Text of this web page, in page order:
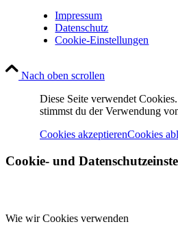
Impressum
Datenschutz
Cookie-Einstellungen
Nach oben scrollen
Diese Seite verwendet
stimmst du der Verwendung
Cookies akzeptierenCookies
Cookie- und
Wie wir Cookies verwenden